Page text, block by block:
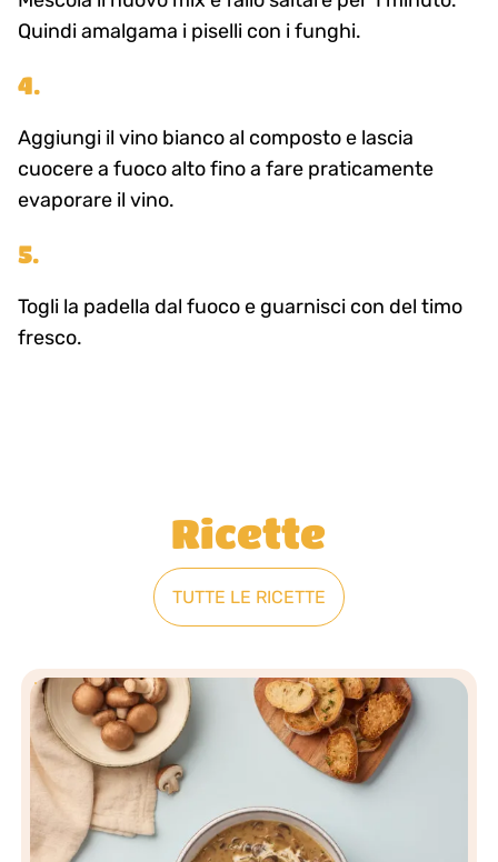
Quindi amalgama i piselli con i funghi.
4.
Aggiungi il vino bianco al composto e lascia
cuocere a fuoco alto fino a fare praticamente
evaporare il vino.
5.
Togli la padella dal fuoco e guarnisci con del timo
fresco.
Ricette
TUTTE LE RICETTE